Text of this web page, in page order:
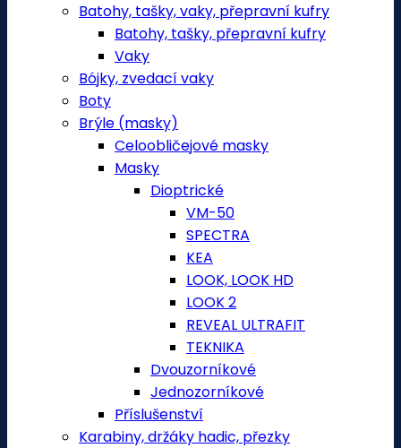
Batohy, tašky, vaky, přepravní kufry
Batohy, tašky, přepravní kufry
Vaky
Bójky, zvedací vaky
Boty
Brýle (masky)
Celoobličejové masky
Masky
Dioptrické
VM-50
SPECTRA
KEA
LOOK, LOOK HD
LOOK 2
REVEAL ULTRAFIT
TEKNIKA
Dvouzorníkové
Jednozorníkové
Příslušenství
Karabiny, držáky hadic, přezky